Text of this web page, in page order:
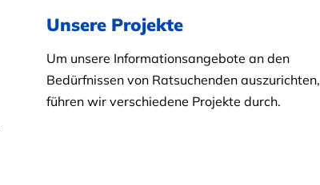
Unsere Projekte
Um unsere Informationsangebote an den
Bedürfnissen von Ratsuchenden auszurichten,
führen wir verschiedene Projekte durch.